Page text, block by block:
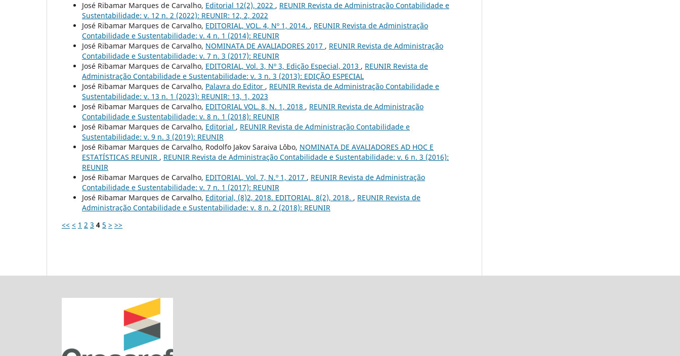
José Ribamar Marques de Carvalho, Editorial 12(2), 2022 , REUNIR Revista de Administração Contabilidade e
Sustentabilidade: v. 12 n. 2 (2022): REUNIR: 12, 2, 2022
José Ribamar Marques de Carvalho, EDITORIAL, VOL. 4, Nº 1, 2014. , REUNIR Revista de Administração
Contabilidade e Sustentabilidade: v. 4 n. 1 (2014): REUNIR
José Ribamar Marques de Carvalho, NOMINATA DE AVALIADORES 2017 , REUNIR Revista de Administração
Contabilidade e Sustentabilidade: v. 7 n. 3 (2017): REUNIR
José Ribamar Marques de Carvalho, EDITORIAL, Vol. 3, Nº 3, Edição Especial, 2013 , REUNIR Revista de
Administração Contabilidade e Sustentabilidade: v. 3 n. 3 (2013): EDIÇÃO ESPECIAL
José Ribamar Marques de Carvalho, Palavra do Editor , REUNIR Revista de Administração Contabilidade e
Sustentabilidade: v. 13 n. 1 (2023): REUNIR: 13, 1, 2023
José Ribamar Marques de Carvalho, EDITORIAL VOL. 8, N. 1, 2018 , REUNIR Revista de Administração
Contabilidade e Sustentabilidade: v. 8 n. 1 (2018): REUNIR
José Ribamar Marques de Carvalho, Editorial , REUNIR Revista de Administração Contabilidade e
Sustentabilidade: v. 9 n. 3 (2019): REUNIR
José Ribamar Marques de Carvalho, Rodolfo Jakov Saraiva Lôbo, NOMINATA DE AVALIADORES AD HOC E
ESTATÍSTICAS REUNIR , REUNIR Revista de Administração Contabilidade e Sustentabilidade: v. 6 n. 3 (2016):
REUNIR
José Ribamar Marques de Carvalho, EDITORIAL, Vol. 7, N.º 1, 2017 , REUNIR Revista de Administração
Contabilidade e Sustentabilidade: v. 7 n. 1 (2017): REUNIR
José Ribamar Marques de Carvalho, Editorial, (8)2, 2018. EDITORIAL, 8(2), 2018. , REUNIR Revista de
Administração Contabilidade e Sustentabilidade: v. 8 n. 2 (2018): REUNIR
<< < 1 2 3 4 5 > >>